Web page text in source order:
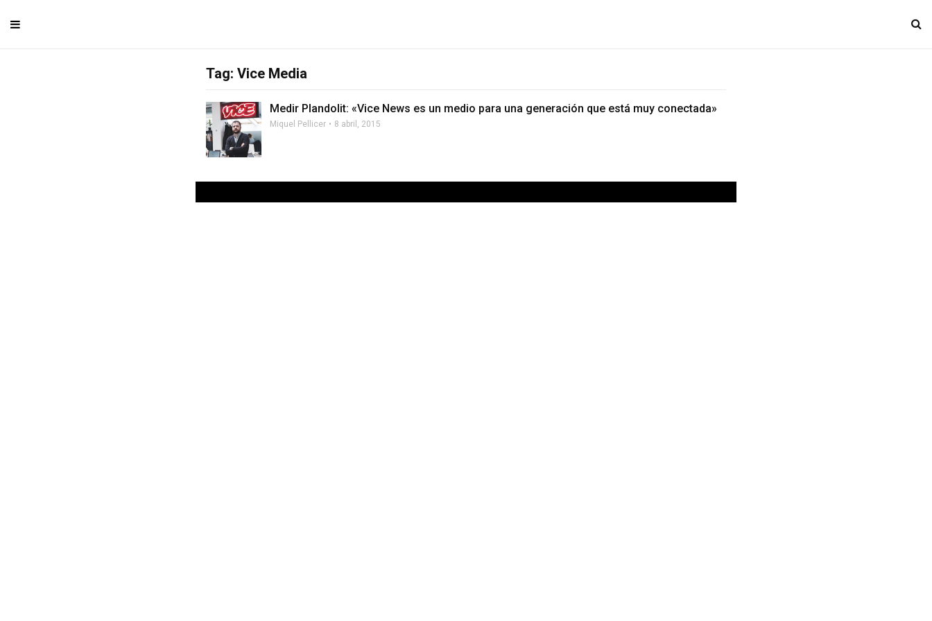
Tag: Vice Media
Medir Plandolit: «Vice News es un medio para una generación que está muy conectada»
Miquel Pellicer 8 abril, 2015